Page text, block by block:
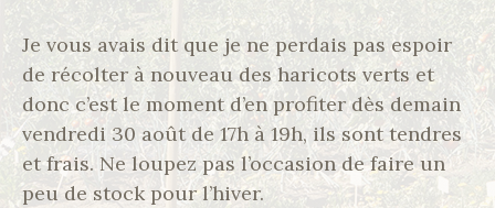
Je vous avais dit que je ne perdais pas espoir
de récolter à nouveau des haricots verts et
donc c’est le moment d’en profiter dès demain
vendredi 30 août de 17h à 19h, ils sont tendres
et frais. Ne loupez pas l’occasion de faire un
peu de stock pour l’hiver.